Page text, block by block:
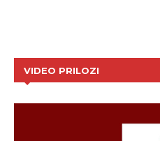
VIDEO PRILOZI